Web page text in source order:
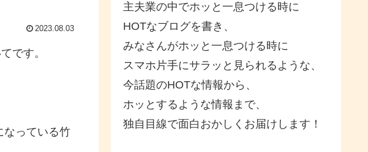
2023.08.03
です。
なっている竹
主夫業の中でホッと一息つける時に
HOTなブログを書き、
みなさんがホッと一息つける時に
スマホ片手にサラッと見られるような、
今話題のHOTな情報から、
ホッとするような情報まで、
独自目線で面白おかしくお届けします！